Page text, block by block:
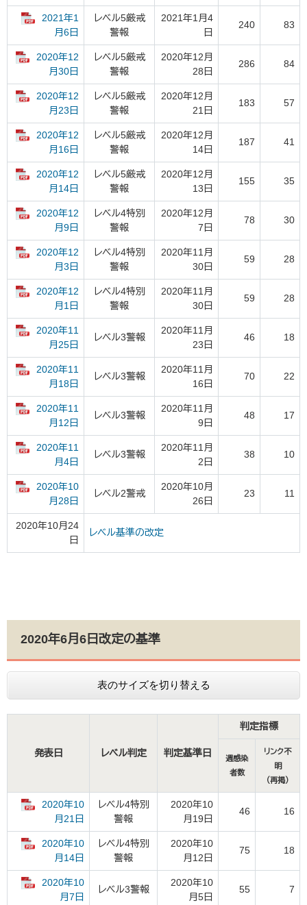
2021年1
月6日
レベル5厳戒
警報
2021年1月4
日
240 83
2020年12
月30日
レベル5厳戒
警報
2020年12月
28日
286 84
2020年12
月23日
レベル5厳戒
警報
2020年12月
21日
183 57
2020年12
月16日
レベル5厳戒
警報
2020年12月
14日
187 41
2020年12
月14日
レベル5厳戒
警報
2020年12月
13日
155 35
2020年12
月9日
レベル4特別
警報
2020年12月
7日
78 30
2020年12
月3日
レベル4特別
警報
2020年11月
30日
59 28
2020年12
月1日
レベル4特別
警報
2020年11月
30日
59 28
2020年11
月25日
レベル3警報
2020年11月
23日
46 18
2020年11
月18日
レベル3警報
2020年11月
16日
70 22
2020年11
月12日
レベル3警報
2020年11月
9日
48 17
2020年11
月4日
レベル3警報
2020年11月
2日
38 10
2020年10
月28日
レベル2警戒
2020年10月
26日
23 11
2020年10月24
日
レベル基準の改定
2020年6月6日改定の基準
表のサイズを切り替える
発表日 レベル判定 判定基準日
判定指標
週感染
者数
リンク不
明
（再掲）
2020年10
月21日
レベル4特別
警報
2020年10
月19日
46 16
2020年10
月14日
レベル4特別
警報
2020年10
月12日
75 18
2020年10
月7日
レベル3警報
2020年10
月5日
55 7